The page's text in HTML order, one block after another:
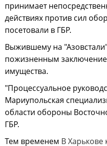
принимает
действиях против сил
посетовали в ГБР.
Выжившему на
пожизненным
имущества.
"Процессуальное
Мариупольская
области обороны
ГБР.
Тем временем В Харькове